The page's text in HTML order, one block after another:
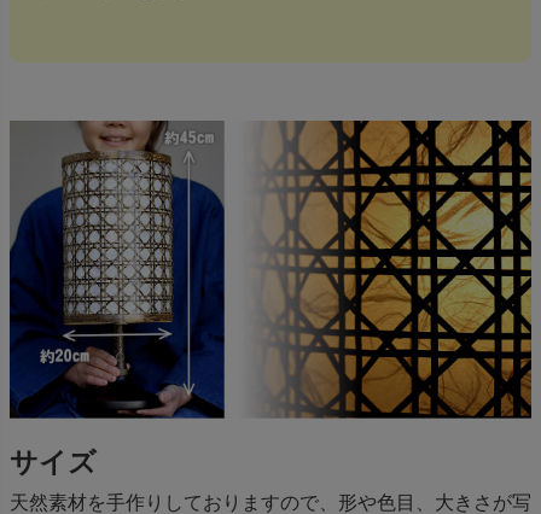
サイズ
天然素材を手作りしておりますので、形や色目、大きさが写